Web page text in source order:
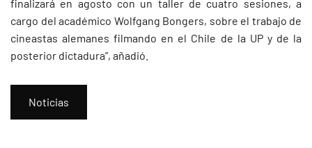
finalizará en agosto con un taller de cuatro sesiones, a
cargo del académico Wolfgang Bongers, sobre el trabajo de
cineastas alemanes filmando en el Chile de la UP y de la
posterior dictadura”, añadió.
Noticias